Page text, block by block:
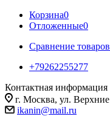
Корзина0
Отложенные0
Сравнение товаров
+79262255277
Контактная информация
г. Москва, ул.
ikanin@mail.ru